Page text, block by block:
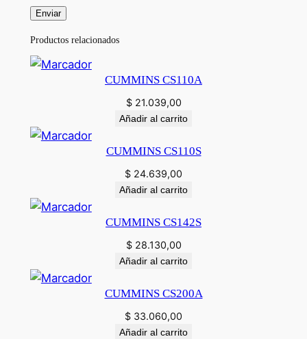
Productos relacionados
CUMMINS CS110A
$21.039,00
Añadir al carrito
CUMMINS CS110S
$ 24.639,00
Añadir al carrito
CUMMINS CS142S
$28.130,00
Añadir al carrito
CUMMINS CS200A
$ 33.060,00
Añadir al carrito